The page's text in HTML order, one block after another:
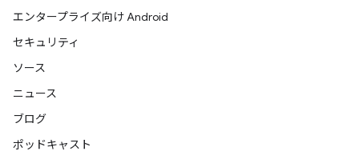
エンタープライズ向け Android
セキュリティ
ソース
ニュース
ブログ
ポッドキャスト